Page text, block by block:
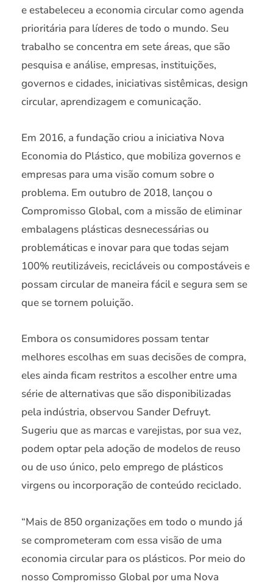
e estabeleceu a economia circular como agenda
prioritária para líderes de todo o mundo. Seu
trabalho se concentra em sete áreas, que são
pesquisa e análise, empresas, instituições,
governos e cidades, iniciativas sistêmicas, design
circular, aprendizagem e comunicação.
Em 2016, a fundação criou a iniciativa Nova
Economia do Plástico, que mobiliza governos e
empresas para uma visão comum sobre o
problema. Em outubro de 2018, lançou o
Compromisso Global, com a missão de eliminar
embalagens plásticas desnecessárias ou
problemáticas e inovar para que todas sejam
100% reutilizáveis, recicláveis ou compostáveis e
possam circular de maneira fácil e segura sem se
que se tornem poluição.
Embora os consumidores possam tentar
melhores escolhas em suas decisões de compra,
eles ainda ficam restritos a escolher entre uma
série de alternativas que são disponibilizadas
pela indústria, observou Sander Defruyt.
Sugeriu que as marcas e varejistas, por sua vez,
podem optar pela adoção de modelos de reuso
ou de uso único, pelo emprego de plásticos
virgens ou incorporação de conteúdo reciclado.
“Mais de 850 organizações em todo o mundo já
se comprometeram com essa visão de uma
economia circular para os plásticos. Por meio do
nosso Compromisso Global por uma Nova